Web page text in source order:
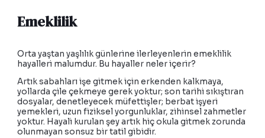
Emeklilik
Orta yaştan yaşlılık günlerine ilerleyenlerin emeklilik
hayalleri malumdur. Bu hayaller neler içerir?
Artık sabahları işe gitmek için erkenden kalkmaya,
yollarda çile çekmeye gerek yoktur; son tarihi sıkıştıran
dosyalar, denetleyecek müfettişler; berbat işyeri
yemekleri, uzun fiziksel yorgunluklar, zihinsel zahmetler
yoktur. Hayali kurulan şey artık hiç okula gitmek zorunda
olunmayan sonsuz bir tatil gibidir.